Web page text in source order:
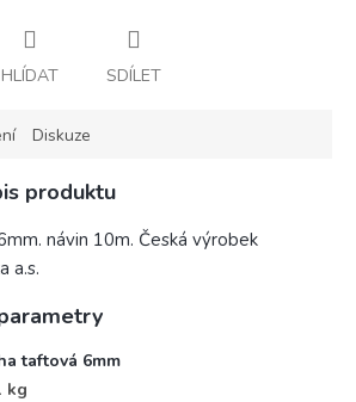
HLÍDAT SDÍLET
Diskuze
produktu
návin 10m. Česká výrobek
a.s.
taftová 6mm
kg